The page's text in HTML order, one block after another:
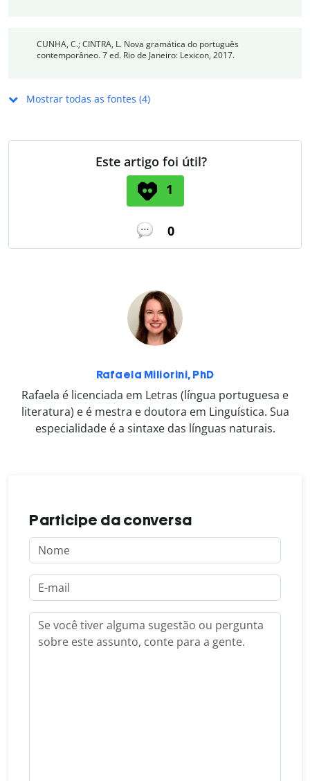
CUNHA, C.; CINTRA, L. Nova gramática do português
contemporâneo. 7 ed. Rio de Janeiro: Lexicon, 2017.
Mostrar todas as fontes (4)
Este artigo foi útil?
1
0
Rafaela Miliorini, PhD
Rafaela é licenciada em Letras (língua portuguesa e
literatura) e é mestra e doutora em Linguística. Sua
especialidade é a sintaxe das línguas naturais.
Participe da conversa